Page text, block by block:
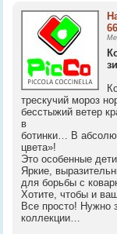
трескучий мороз
бесстыжий ветер
в
ботинки… В
цвета»!
Это особенные
Яркие,
для борьбы с
Хотите, чтобы и
Все просто! Нужно
коллекции…